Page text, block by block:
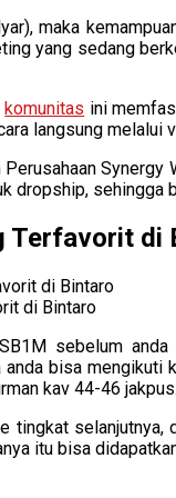
maka
yang sedang
komunitas ini
langsung
dropship, sehingga
Terfavorit di
di Bintaro
sebelum
anda bisa mengikuti
kav 44-46
tingkat
itu bisa